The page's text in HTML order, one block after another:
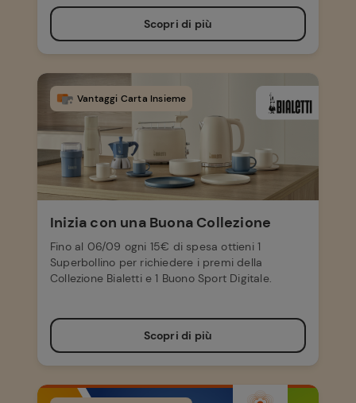
Scopri di più
Vantaggi Carta Insieme
Inizia con una Buona Collezione
Fino al 06/09 ogni 15€ di spesa ottieni 1
Superbollino per richiedere i premi della
Collezione Bialetti e 1 Buono Sport Digitale.
Scopri di più